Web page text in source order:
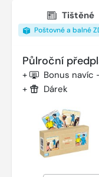
Tištěné
Poštovné a balné
Půlroční
+ Bonus navíc
+ Dárek